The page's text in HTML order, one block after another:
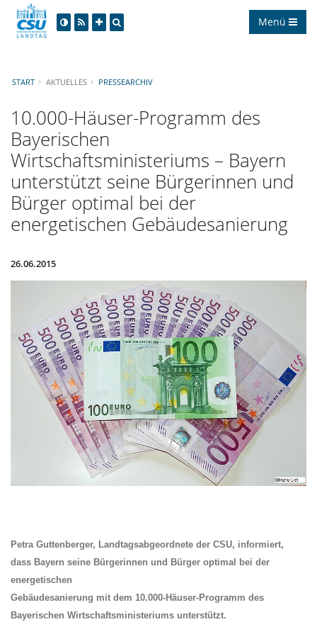
Menü
START AKTUELLES PRESSEARCHIV
10.000-Häuser-Programm des
Bayerischen
Wirtschaftsministeriums – Bayern
unterstützt seine Bürgerinnen und
Bürger optimal bei der
energetischen Gebäudesanierung
26.06.2015
Petra Guttenberger, Landtagsabgeordnete der CSU, informiert,
dass Bayern seine Bürgerinnen und Bürger optimal bei der
energetischen
Gebäudesanierung mit dem 10.000-Häuser-Programm des
Bayerischen Wirtschaftsministeriums unterstützt.